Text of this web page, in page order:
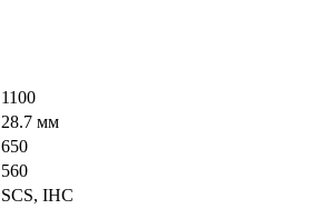
1100
28.7 мм
650
560
SCS, IHC